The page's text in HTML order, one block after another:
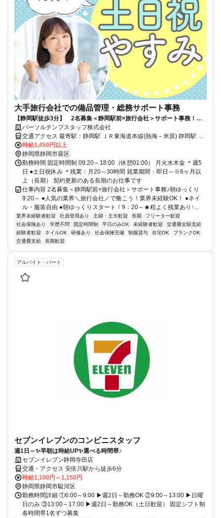
大手旅行会社での備品管理・総務サポート事務
【静岡駅徒歩3分】 2名募集＜静岡駅前×旅行会社＞サポート事務！朝
ゆっくり9:20～
パーソルテンプスタッフ株式会社
交通アクセス 最寄駅：静岡駅 ＪＲ東海道本線(熱海－米原) 静岡駅 徒
歩3分 静岡鉄道静岡清水線 新静岡駅 徒歩5分 ★静岡駅直結ビル！
時給1,450円以上
静岡県静岡市葵区
勤務時間 固定時間制 09:20～18:00（休憩01:00） 月火水木金 ＊週5
日 ●土日祝休み ＊残業：月20～30時間 就業期間：即日～※6ヶ月以
上（長期） 契約更新のある長期のお仕事です
仕事内容 2名募集＜静岡駅前×旅行会社＞サポート事務♪朝ゆっくり
9:20～ ●人気の業界＼旅行会社／で働こう！業界未経験OK！ ●ネイ
ル・服装自由 ●朝ゆっくりスタート！9：20～★程よく残業あり↑...
業界未経験者歓迎 社員登用あり 主婦・主夫歓迎 長期
フリーター歓迎
社会保険あり
学歴不問 固定時間制 平日のみOK 未経験者歓迎
交通費全額支給
経験者歓迎
ネイルOK 研修あり 社会保険完備 制服貸与 在宅OK
ブランクOK
交通費支給
長期歓迎
アルバイト・パート
セブンイレブンのコンビニスタッフ
週1日～✨早朝は時給UP✨選べる時間帯♪
セブンイレブン静岡寺田店
交通・アクセス 安倍川駅から徒歩6分
時給1,100円～1,150円
静岡県静岡市駿河区
勤務時間詳細 ①6:00～9:00 ▶週2日～勤務OK ②9:00～13:00 ▶日曜
日のみ ③13:00～17:00 ▶週2日～勤務OK（土日歓迎） 固定シフト制
各時間帯1名ずつ募集